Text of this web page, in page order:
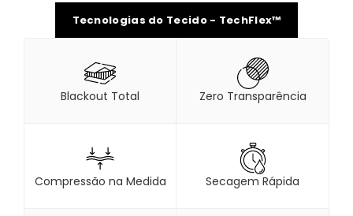
Tecnologias do Tecido - TechFlex™
Blackout Total Zero Transparência
Compressão na Medida Secagem Rápida